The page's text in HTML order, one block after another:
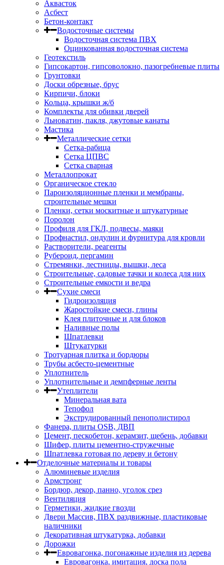
Аквасток
Асбест
Бетон-контакт
Водосточные системы
Водосточная система ПВХ
Оцинкованная водосточная система
Геотекстиль
Гипсокартон, гипсоволокно, пазогребневые плиты
Грунтовки
Доски обрезные, брус
Кирпичи, блоки
Кольца, крышки ж/б
Комплекты для обивки дверей
Льноватин, пакля, джутовые канаты
Мастика
Металлические сетки
Сетка-рабица
Сетка ЦПВС
Сетка сварная
Металлопрокат
Органическое стекло
Пароизоляционные пленки и мембраны,
строительные мешки
Пленки, сетки москитные и штукатурные
Поролон
Профиля для ГКЛ, подвесы, маяки
Профнастил, ондулин и фурнитура для кровли
Растворители, реагенты
Рубероид, пергамин
Стремянки, лестницы, вышки, леса
Строительные, садовые тачки и колеса для них
Строительные емкости и ведра
Сухие смеси
Гидроизоляция
Жаростойкие смеси, глины
Клея плиточные и для блоков
Наливные полы
Шпатлевки
Штукатурки
Тротуарная плитка и бордюры
Трубы асбесто-цементные
Уплотнитель
Уплотнительные и демпферные ленты
Утеплители
Минеральная вата
Тепофол
Экструдированный пенополистирол
Фанера, плиты OSB, ДВП
Цемент, пескобетон, керамзит, щебень, добавки
Шифер, плиты цементно-стружечные
Шпатлевка готовая по дереву и бетону
Отделочные материалы и товары
Алюминевые изделия
Армстронг
Бордюр, декор, панно, уголок срез
Вентиляция
Герметики, жидкие гвозди
Двери Массив, ПВХ раздвижные, пластиковые
наличники
Декоративная штукатурка, добавки
Дорожки
Евровагонка, погонажные изделия из дерева
Евровагонка, имитация, доска пола